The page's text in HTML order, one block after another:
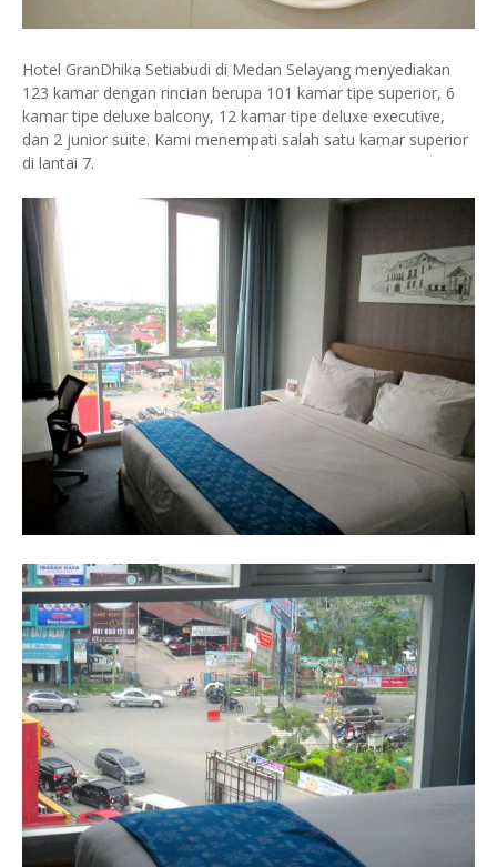
Hotel GranDhika Setiabudi di Medan Selayang menyediakan
123 kamar dengan rincian berupa 101 kamar tipe superior, 6
kamar tipe deluxe balcony, 12 kamar tipe deluxe executive,
dan 2 junior suite. Kami menempati salah satu kamar superior
di lantai 7.